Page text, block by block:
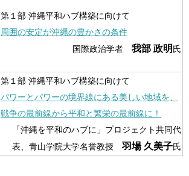
第１部 沖縄平和ハブ構築に向けて
周囲の安定が沖縄の豊かさの条件
国際政治学者 我部 政明氏
第１部 沖縄平和ハブ構築に向けて
パワーとパワーの境界線にある美しい地域を、
戦争の最前線から平和と繁栄の最前線に！
「沖縄を平和のハブに」プロジェクト共同代
表、青山学院大学名誉教授
羽場 久美子氏